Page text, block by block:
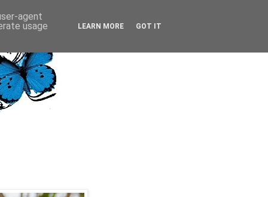
agent
usage
LEARN MORE GOT IT